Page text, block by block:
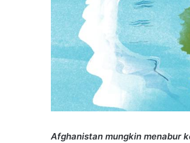
Afghanistan mungkin menabur